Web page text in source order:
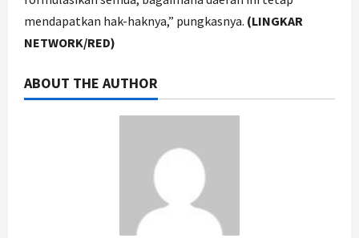
mendapatkan hak-haknya,” pungkasnya. (LINGKAR
NETWORK/RED)
ABOUT THE AUTHOR